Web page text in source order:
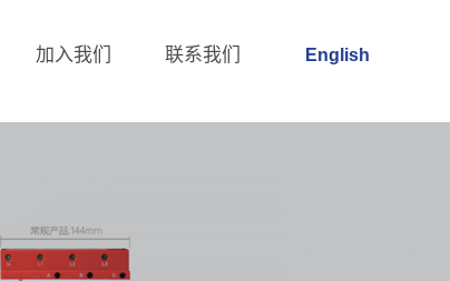
加入我们 联系我们 English